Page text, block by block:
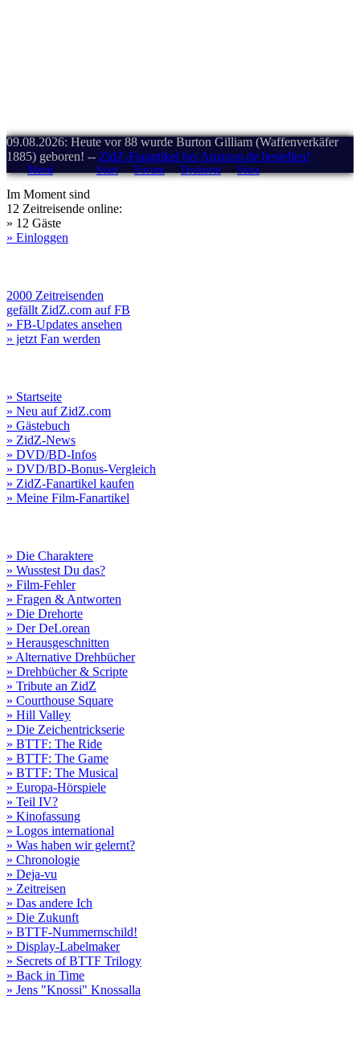
09.08.2026: Heute vor 88 wurde Burton Gilliam (Waffenverkäfer
1885) geboren! -- ZidZ-Fanartikel bei Amazon.de bestellen!
Menü Start Forum Drehorte Stars
Im Moment sind
12 Zeitreisende online:
» 12 Gäste
» Einloggen
2000 Zeitreisenden
gefällt ZidZ.com auf FB
» FB-Updates ansehen
» jetzt Fan werden
» Startseite
» Neu auf ZidZ.com
» Gästebuch
» ZidZ-News
» DVD/BD-Infos
» DVD/BD-Bonus-Vergleich
» ZidZ-Fanartikel kaufen
» Meine Film-Fanartikel
» Die Charaktere
» Wusstest Du das?
» Film-Fehler
» Fragen & Antworten
» Die Drehorte
» Der DeLorean
» Herausgeschnitten
» Alternative Drehbücher
» Drehbücher & Scripte
» Tribute an ZidZ
» Courthouse Square
» Hill Valley
» Die Zeichentrickserie
» BTTF: The Ride
» BTTF: The Game
» BTTF: The Musical
» Europa-Hörspiele
» Teil IV?
» Kinofassung
» Logos international
» Was haben wir gelernt?
» Chronologie
» Deja-vu
» Zeitreisen
» Das andere Ich
» Die Zukunft
» BTTF-Nummernschild!
» Display-Labelmaker
» Secrets of BTTF Trilogy
» Back in Time
» Jens "Knossi" Knossalla